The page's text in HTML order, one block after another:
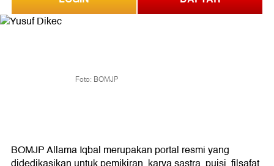
Foto: BOMJP
BOMJP Allama Iqbal merupakan portal resmi yang